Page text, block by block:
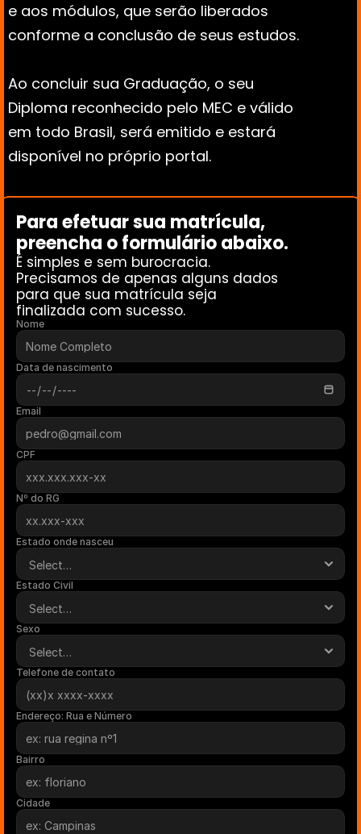
e aos módulos, que serão liberados
conforme a conclusão de seus estudos.
Ao concluir sua Graduação, o seu
Diploma reconhecido pelo MEC e válido
em todo Brasil, será emitido e estará
disponível no próprio portal.
Para efetuar sua matrícula,
preencha o formulário abaixo.
É simples e sem burocracia.
Precisamos de apenas alguns dados
para que sua matrícula seja
finalizada com sucesso.
Nome
Data de nascimento
Email
CPF
Nº do RG
Estado onde nasceu
Estado Civil
Sexo
Telefone de contato
Endereço: Rua e Número
Bairro
Cidade